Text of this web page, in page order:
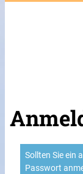
Sollten Sie ein
Passwort